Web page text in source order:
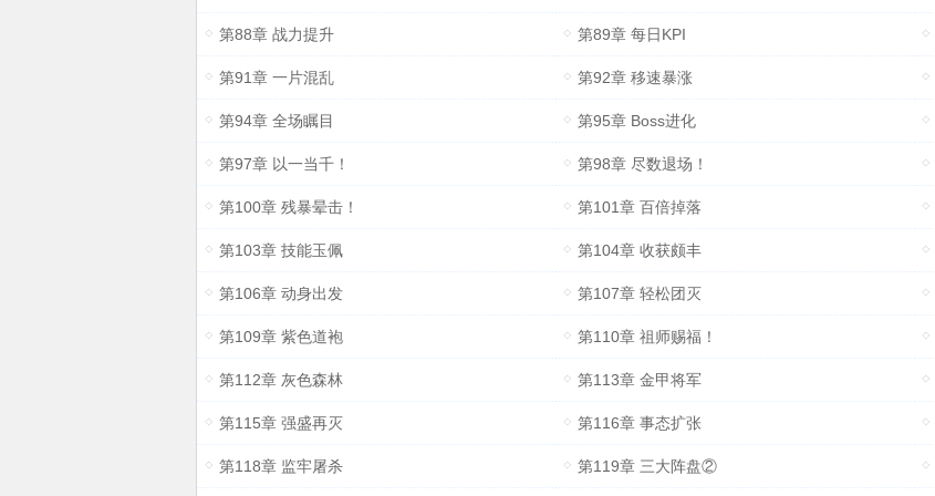
第88章 战力提升 第89章 每日KPI
第91章 一片混乱 第92章 移速暴涨
第94章 全场瞩目 第95章 Boss进化
第97章 以一当千！ 第98章 尽数退场！
第100章 残暴晕击！ 第101章 百倍掉落
第103章 技能玉佩 第104章 收获颇丰
第106章 动身出发 第107章 轻松团灭
第109章 紫色道袍 第110章 祖师赐福！
第112章 灰色森林 第113章 金甲将军
第115章 强盛再灭 第116章 事态扩张
第118章 监牢屠杀 第119章 三大阵盘②